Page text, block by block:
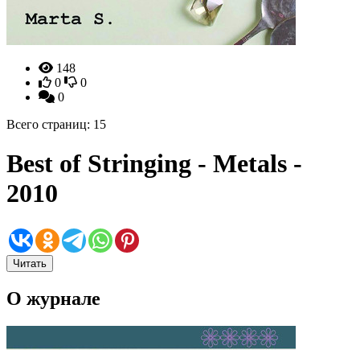
148
0
0
0
Всего страниц: 15
Best of Stringing - Metals -
2010
Читать
О журнале